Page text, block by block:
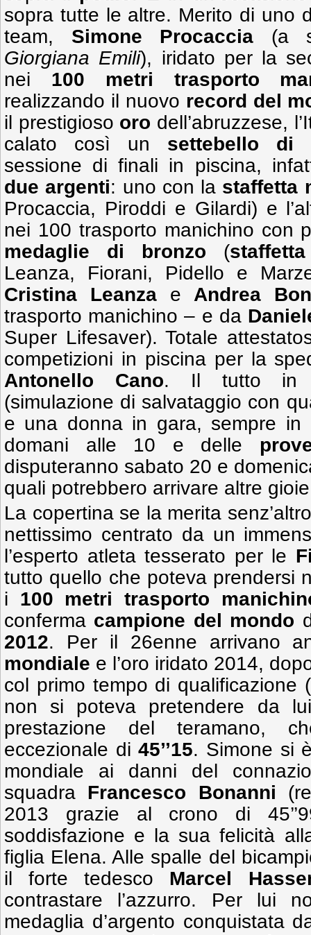
sopra tutte le altre. Merito di uno
team, Simone Procaccia (a
Giorgiana Emili), iridato per la
nei 100 metri trasporto
realizzando il nuovo record del
il prestigioso oro dell’abruzzese,
calato così un settebello di
sessione di finali in piscina,
due argenti: uno con la staffetta
Procaccia, Piroddi e Gilardi) e
nei 100 trasporto manichino con
medaglie di bronzo (
Leanza, Fiorani, Pidello e
Cristina Leanzae Andrea
trasporto manichino – e da
Super Lifesaver). Totale
competizioni in piscina per la
Antonello Cano. Il tutto in
(simulazione di salvataggio con
e una donna in gara, sempre in
domani alle 10 e delle
disputeranno sabato 20 e
quali potrebbero arrivare altre
La copertina se la merita
nettissimo centrato da un
l’esperto atleta tesserato per le
tutto quello che poteva prendersi
i 100 metri
trasporto
conferma campione del mondo
2012. Per il 26enne arrivano
mondiale e l’oro iridato 2014,
col primo tempo di qualificazione
non si poteva pretendere da
prestazione del teramano,
eccezionale di45’’15. Simone si
mondiale ai danni del
squadra Francesco Bonanni
2013 grazie al crono di
soddisfazione e la sua felicità
figlia Elena. Alle spalle del
il forte tedesco Marcel
contrastare l’azzurro. Per lui
medaglia d’argento conquistata